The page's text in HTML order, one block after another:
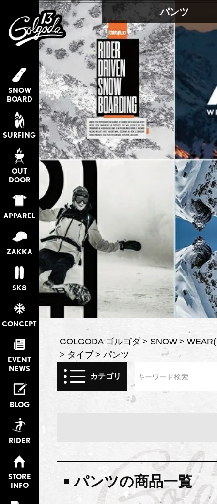
SNOW
BOARD
SURFING
OUT
DOOR
APPAREL
ZAKKA
SK8
CONCEPT
EVENT
NEWS
BLOG
RIDER
STORE
INFO
パンツ
GOLGODA ゴルゴダ SNOW
タイプ
パンツ
カテゴリ
パンツの商品一覧